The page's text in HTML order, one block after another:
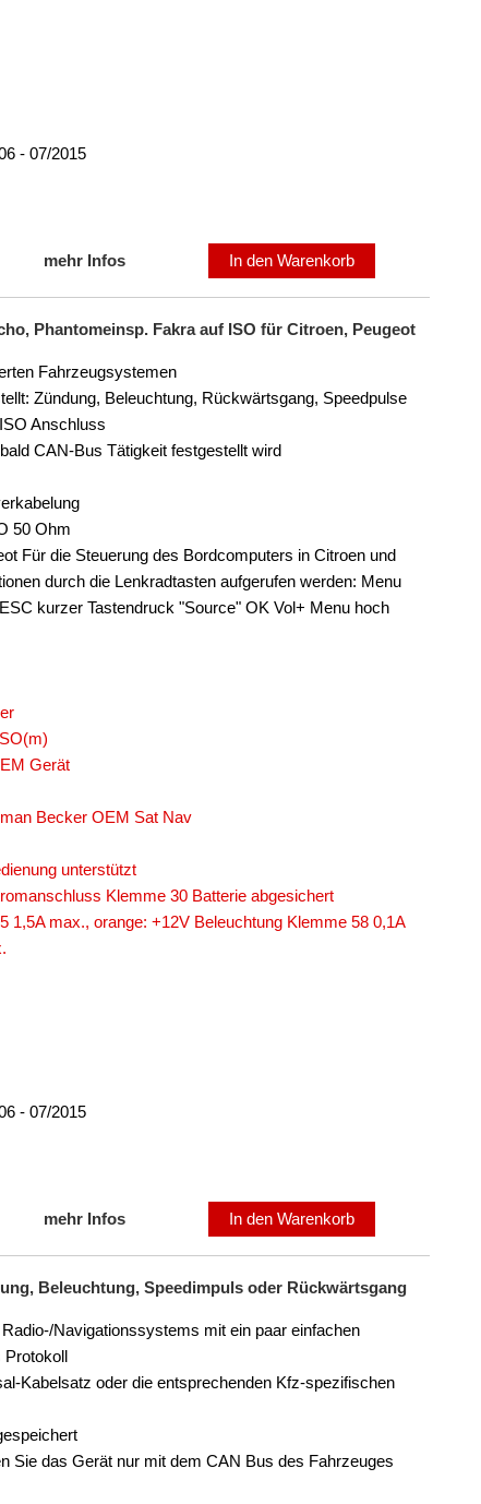
- 07/2015
mehr Infos In den Warenkorb
Phantomeinsp. Fakra auf ISO für Citroen, Peugeot
Fahrzeugsystemen
Zündung, Beleuchtung, Rückwärtsgang, Speedpulse
Anschluss
CAN-Bus Tätigkeit festgestellt wird
50 Ohm
Für die Steuerung des Bordcomputers in Citroen und
durch die Lenkradtasten aufgerufen werden: Menu
kurzer Tastendruck "Source" OK Vol+ Menu hoch
Gerät
Becker OEM Sat Nav
unterstützt
Klemme 30 Batterie abgesichert
1,5A max., orange: +12V Beleuchtung Klemme 58 0,1A
- 07/2015
mehr Infos In den Warenkorb
Beleuchtung, Speedimpuls oder Rückwärtsgang
Navigationssystems mit ein paar einfachen
Protokoll
Kabelsatz oder die entsprechenden Kfz-spezifischen
Sie das Gerät nur mit dem CAN Bus des Fahrzeuges